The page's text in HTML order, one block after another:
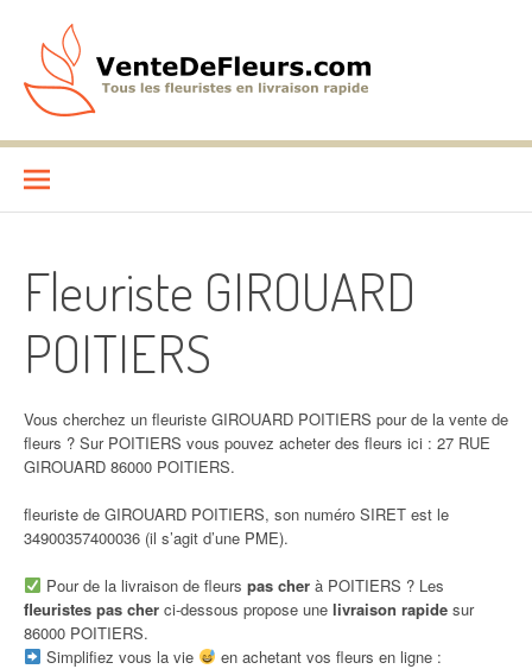
contenu
VenteDeFleurs.com
Fleuriste GIROUARD
POITIERS
Vous cherchez un fleuriste GIROUARD POITIERS pour de la vente de
fleurs ? Sur POITIERS vous pouvez acheter des fleurs ici : 27 RUE
GIROUARD 86000 POITIERS.
fleuriste de GIROUARD POITIERS, son numéro SIRET est le
34900357400036 (il s’agit d’une PME).
Pour de la livraison de fleurs pas cherà POITIERS ? Les
fleuristes pas cher ci-dessous propose une livraison rapide sur
86000 POITIERS.
Simplifiez vous la vie
en achetant vos fleurs en ligne :